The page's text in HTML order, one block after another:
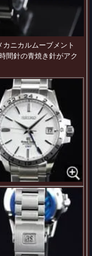
ニカルムーブメント
間針の青焼き針がアク